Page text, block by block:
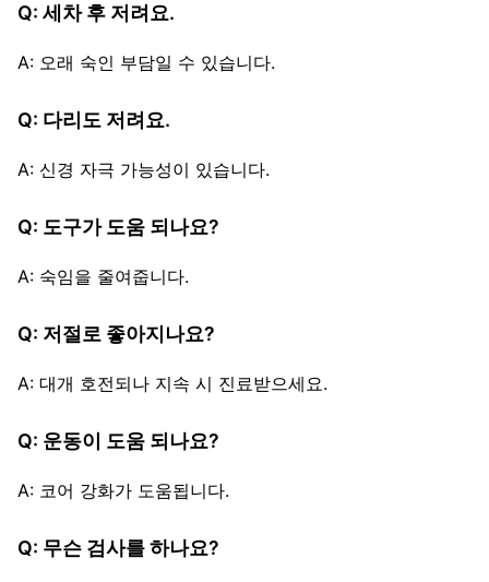
Q: 세차 후 저려요.
A: 오래 숙인 부담일 수 있습니다.
Q: 다리도 저려요.
A: 신경 자극 가능성이 있습니다.
Q: 도구가 도움 되나요?
A: 숙임을 줄여줍니다.
Q: 저절로 좋아지나요?
A: 대개 호전되나 지속 시 진료받으세요.
Q: 운동이 도움 되나요?
A: 코어 강화가 도움됩니다.
Q: 무슨 검사를 하나요?